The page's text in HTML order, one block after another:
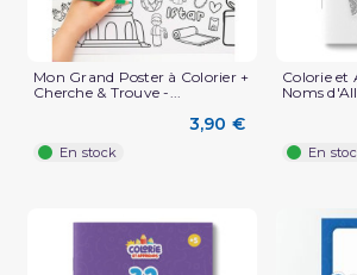
Mon Grand Poster à Colorier +
Cherche & Trouve -...
3,90 €
En stock
Colorie et
Noms
En